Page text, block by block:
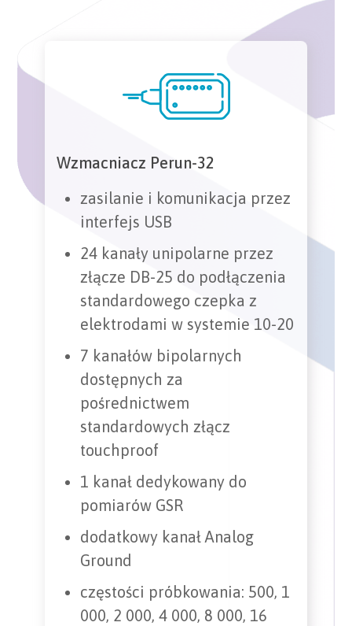
Wzmacniacz Perun-32
zasilanie i komunikacja przez
interfejs USB
24 kanały unipolarne przez
złącze DB-25 do podłączenia
standardowego czepka z
elektrodami w systemie 10-20
7 kanałów bipolarnych
dostępnych za
pośrednictwem
standardowych złącz
touchproof
1 kanał dedykowany do
pomiarów GSR
dodatkowy kanał Analog
Ground
częstości próbkowania: 500, 1
000, 2 000, 4 000, 8 000, 16